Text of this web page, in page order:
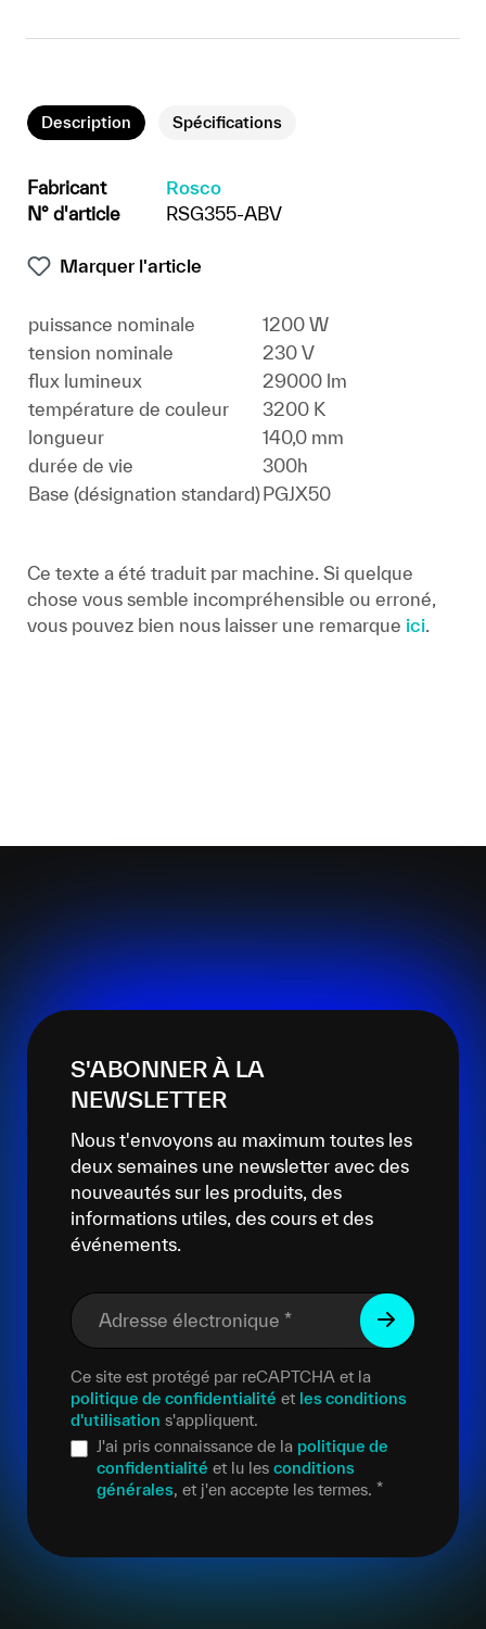
Description Spécifications
Fabricant
Rosco
N° d'article
RSG355-ABV
Marquer l'article
puissance nominale
1200 W
tension nominale
230 V
flux lumineux
29000 lm
température de couleur
3200 K
longueur
140,0 mm
durée de vie
300h
Base (désignation standard)PGJX50
Ce texte a été traduit par machine. Si quelque
chose vous semble incompréhensible ou erroné,
vous pouvez bien nous laisser une remarque ici.
S'ABONNER À LA
NEWSLETTER
Nous t'envoyons au maximum toutes les
deux semaines une newsletter avec des
nouveautés sur les produits, des
informations utiles, des cours et des
événements.
Adresse électronique *
Ce site est protégé par reCAPTCHA et la
politique de confidentialité et les conditions
d'utilisation s'appliquent.
J'ai pris connaissance de la politique de
confidentialité et lu les conditions
générales, et j'en accepte les termes. *